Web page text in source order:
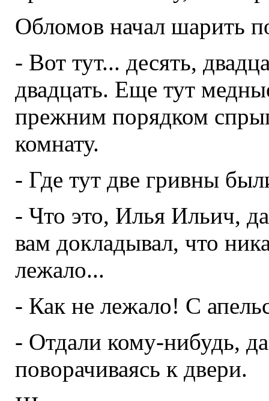
Обломов начал шарить
- Вот тут... десять,
двадцать. Еще тут
прежним порядком
комнату.
- Где тут две гривны
- Что это, Илья Ильич,
вам докладывал, что
лежало...
- Как не лежало! С
- Отдали кому-нибудь,
поворачиваясь к двери.